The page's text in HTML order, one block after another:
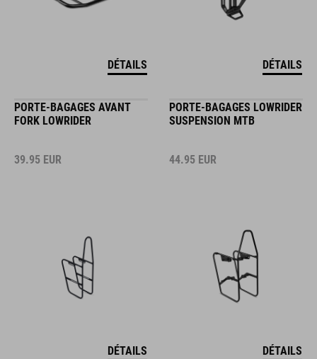
DÉTAILS DÉTAILS
PORTE-BAGAGES AVANT
FORK LOWRIDER
39.95 EUR
DÉTAILS
PORTE-BAGAGES LOWRIDER
SUSPENSION MTB
44.95 EUR
DÉTAILS